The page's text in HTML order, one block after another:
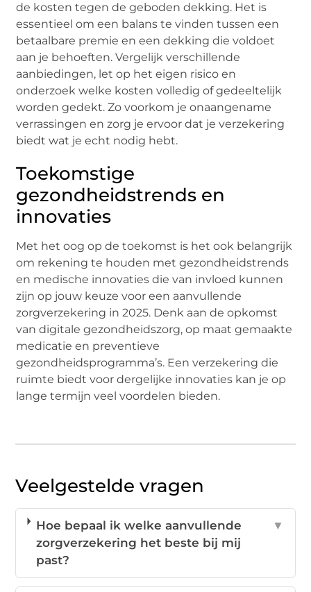
de kosten tegen de geboden dekking. Het is
essentieel om een balans te vinden tussen een
betaalbare premie en een dekking die voldoet
aan je behoeften. Vergelijk verschillende
aanbiedingen, let op het eigen risico en
onderzoek welke kosten volledig of gedeeltelijk
worden gedekt. Zo voorkom je onaangename
verrassingen en zorg je ervoor dat je verzekering
biedt wat je echt nodig hebt.
Toekomstige
gezondheidstrends en
innovaties
Met het oog op de toekomst is het ook belangrijk
om rekening te houden met gezondheidstrends
en medische innovaties die van invloed kunnen
zijn op jouw keuze voor een aanvullende
zorgverzekering in 2025. Denk aan de opkomst
van digitale gezondheidszorg, op maat gemaakte
medicatie en preventieve
gezondheidsprogramma’s. Een verzekering die
ruimte biedt voor dergelijke innovaties kan je op
lange termijn veel voordelen bieden.
Veelgestelde vragen
Hoe bepaal ik welke aanvullende
zorgverzekering het beste bij mij
past?
▼